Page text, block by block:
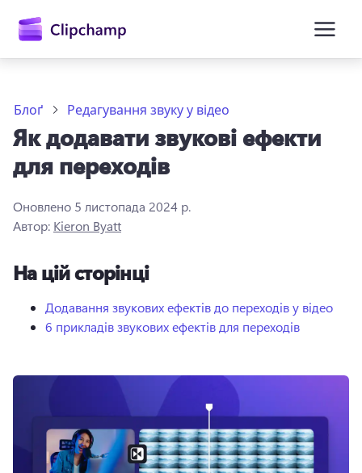
вмісту
Спробувати безкоштовно
Блоґ Редагування звуку у відео
Як додавати звукові ефекти
для переходів
Оновлено 5 листопада 2024 р.
Автор: Kieron Byatt
На цій сторінці
Додавання звукових ефектів до переходів у відео
6 прикладів звукових ефектів для переходів